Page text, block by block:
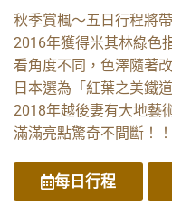
秋季賞楓～五日行程將
2016年獲得米其林綠色
看角度不同，色澤隨著
日本選為「紅葉之美鐵
2018年越後妻有大地藝
滿滿亮點驚奇不間斷！！
每日行程